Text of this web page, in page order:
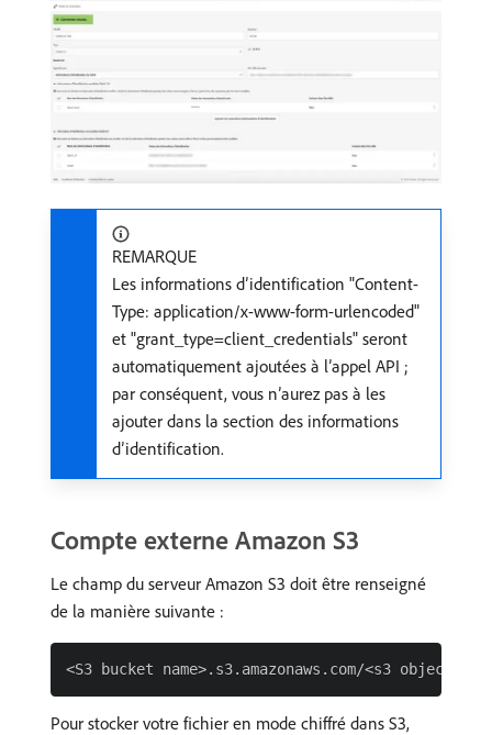
REMARQUE
Les informations d’identification "Content-
Type: application/x-www-form-urlencoded"
et "grant_type=client_credentials" seront
automatiquement ajoutées à l’appel API ;
par conséquent, vous n’aurez pas à les
ajouter dans la section des informations
d’identification.
Compte externe Amazon S3
Le champ du serveur Amazon S3 doit être renseigné
de la manière suivante :
Pour stocker votre fichier en mode chiffré dans S3,